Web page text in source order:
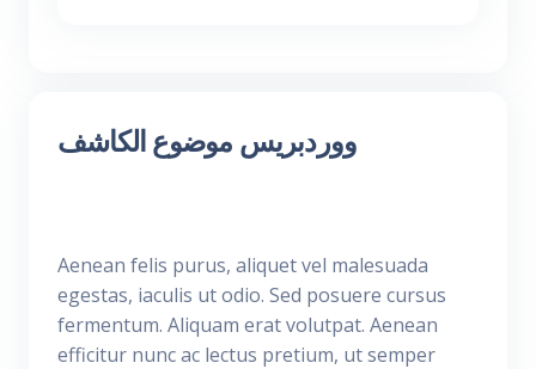
ووردبريس موضوع الكاشف
Aenean felis purus, aliquet vel malesuada
egestas, iaculis ut odio. Sed posuere cursus
fermentum. Aliquam erat volutpat. Aenean
efficitur nunc ac lectus pretium, ut semper